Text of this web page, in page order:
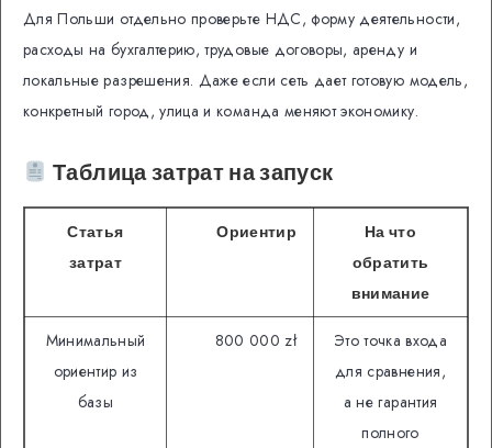
Для Польши отдельно проверьте НДС, форму деятельности,
расходы на бухгалтерию, трудовые договоры, аренду и
локальные разрешения. Даже если сеть дает готовую модель,
конкретный город, улица и команда меняют экономику.
Таблица затрат на запуск
Статья
затрат
Ориентир
На что
обратить
внимание
Минимальный
ориентир из
базы
800 000 zł
Это точка входа
для сравнения,
а не гарантия
полного